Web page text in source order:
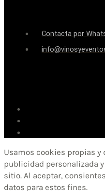
Contacta por
Usamos cookies propias y
publicidad personalizada
sitio. Al aceptar,
datos para estos fines.